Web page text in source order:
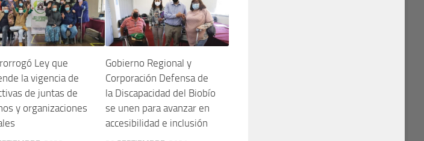
Ley que
la vigencia de
de juntas de
y organizaciones
Gobierno Regional y
Corporación Defensa de
la Discapacidad del Biobío
se unen para avanzar en
accesibilidad e inclusión